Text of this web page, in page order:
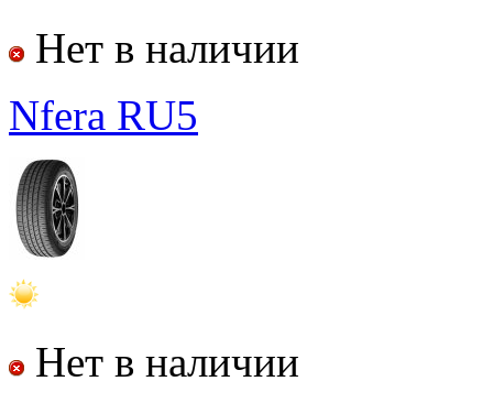
Нет в наличии
Nfera RU5
Нет в наличии